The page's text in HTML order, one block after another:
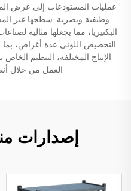
عمليات المستودعات إلى عرض
وظيفية وبصرية. سطحها غير
البكتيريا، مما يجعلها مثالية
التخصيص اللوني عدة أغراض،
الإنتاج المختلفة، التنظيم
العمل من خلال
إصدارات